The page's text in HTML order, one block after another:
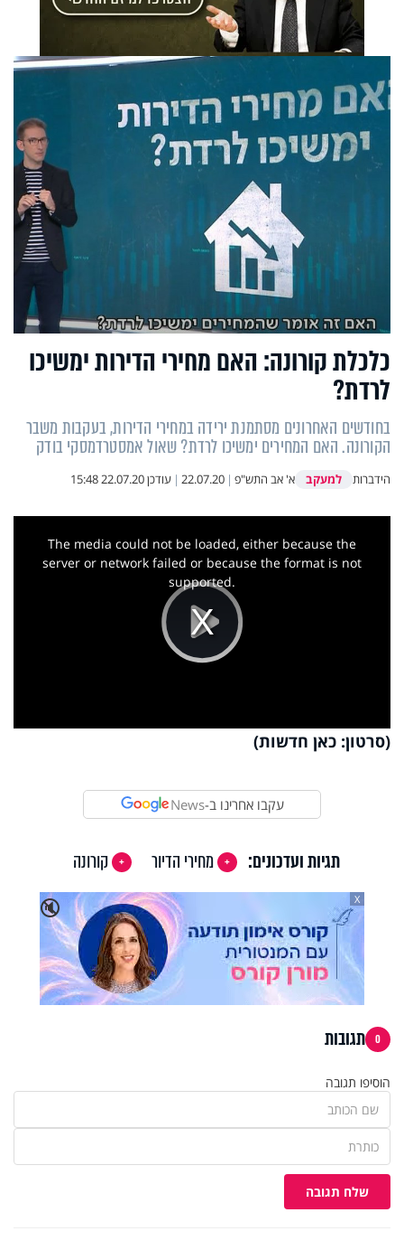
כלכלת קורונה: האם מחירי הדירות ימשיכו
לרדת?
בחודשים האחרונים מסתמנת ירידה במחירי הדירות, בעקבות משבר
הקורונה. האם המחירים ימשיכו לרדת? שאול אמסטרדמסקי בודק
הידברות למעקב א' אב התש"פ |
22.07.20
| עודכן22.07.20 15:48
Play
Video
This
The media could not be loaded, either because the
server or network failed or because the format is not
supported.
(סרטון: כאן חדשות)
עקבו אחרינו ב-News
תגיות ועדכונים: מחירי הדיור
קורונה
🔇
X
0 תגובות
הוסיפו תגובה
שלח תגובה